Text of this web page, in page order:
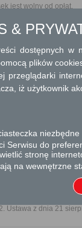
jest wolny od opłat.
wnioski
skargi może
pracy i
właściwy dla
Ustawa z dnia 21
&
dostępnych w
plików
przeglądarki
iż użytkownik
Serwisu do
stronę
na wewnętrzne